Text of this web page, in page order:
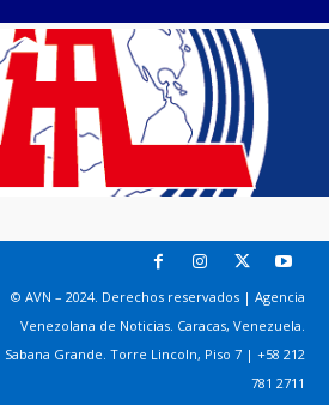
© AVN – 2024. Derechos reservados | Agencia
Venezolana de Noticias. Caracas, Venezuela.
Sabana Grande. Torre Lincoln, Piso 7 | +58 212
781 2711